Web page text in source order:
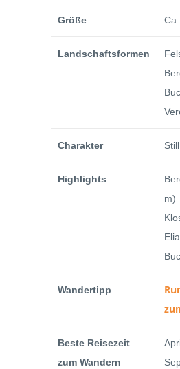
Größe
Landschaftsformen
Charakter
Highlights
m)
Wandertipp
Beste Reisezeit
zum Wandern